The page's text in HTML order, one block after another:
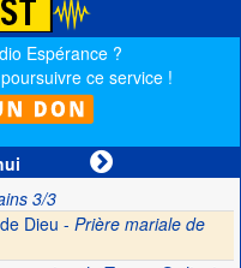
Espérance ?
ce service !
3/3
Dieu - Prière mariale de